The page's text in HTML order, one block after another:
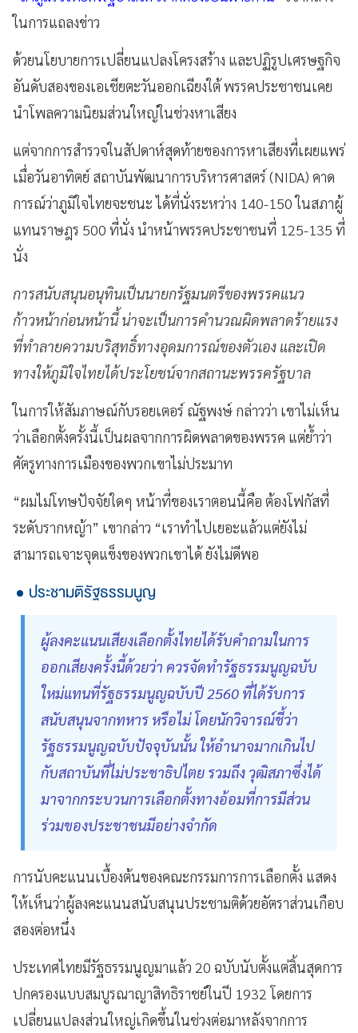
ในการแถลงข่าว
ด้วยนโยบายการเปลี่ยนแปลงโครงสร้าง และปฏิรูปเศรษฐกิจ
อันดับสองของเอเชียตะวันออกเฉียงใต้ พรรคประชาชนเคย
นำโพลความนิยมส่วนใหญ่ในช่วงหาเสียง
แต่จากการสำรวจในสัปดาห์สุดท้ายของการหาเสียงที่เผยแพร่
เมื่อวันอาทิตย์ สถาบันพัฒนาการบริหารศาสตร์ (NIDA) คาด
การณ์ว่าภูมิใจไทยจะชนะ ได้ที่นั่งระหว่าง 140-150 ในสภาผู้
แทนราษฎร 500 ที่นั่ง นำหน้าพรรคประชาชนที่ 125-135 ที่
นั่ง
การสนับสนุนอนุทินเป็นนายกรัฐมนตรีของพรรคแนว
ก้าวหน้าก่อนหน้านี้ น่าจะเป็นการคำนวณผิดพลาดร้ายแรง
ที่ทำลายความบริสุทธิ์ทางอุดมการณ์ของตัวเอง และเปิด
ทางให้ภูมิใจไทยได้ประโยชน์จากสถานะพรรครัฐบาล
ในการให้สัมภาษณ์กับรอยเตอร์ ณัฐพงษ์ กล่าวว่า เขาไม่เห็น
ว่าเลือกตั้งครั้งนี้เป็นผลจากการผิดพลาดของพรรค แต่ย้ำว่า
ศัตรูทางการเมืองของพวกเขาไม่ประมาท
“ผมไม่โทษปัจจัยใดๆ หน้าที่ของเราตอนนี้คือ ต้องโฟกัสที่
ระดับรากหญ้า” เขากล่าว “เราทำไปเยอะแล้วแต่ยังไม่
สามารถเจาะจุดแข็งของพวกเขาได้ ยังไม่ดีพอ
ประชามติรัฐธรรมนูญ
ผู้ลงคะแนนเสียงเลือกตั้งไทยได้รับคำถามในการ
ออกเสียงครั้งนี้ด้วยว่า ควรจัดทำรัฐธรรมนูญฉบับ
ใหม่แทนที่รัฐธรรมนูญฉบับปี 2560 ที่ได้รับการ
สนับสนุนจากทหาร หรือไม่ โดยนักวิจารณ์ชี้ว่า
รัฐธรรมนูญฉบับปัจจุบันนั้น ให้อำนาจมากเกินไป
กับสถาบันที่ไม่ประชาธิปไตย รวมถึง วุฒิสภาซึ่งได้
มาจากกระบวนการเลือกตั้งทางอ้อมที่การมีส่วน
ร่วมของประชาชนมีอย่างจำกัด
การนับคะแนนเบื้องต้นของคณะกรรมการการเลือกตั้ง แสดง
ให้เห็นว่าผู้ลงคะแนนสนับสนุนประชามติด้วยอัตราส่วนเกือบ
สองต่อหนึ่ง
ประเทศไทยมีรัฐธรรมนูญมาแล้ว 20 ฉบับนับตั้งแต่สิ้นสุดการ
ปกครองแบบสมบูรณาญาสิทธิราชย์ในปี 1932 โดยการ
เปลี่ยนแปลงส่วนใหญ่เกิดขึ้นในช่วงต่อมาหลังจากการ